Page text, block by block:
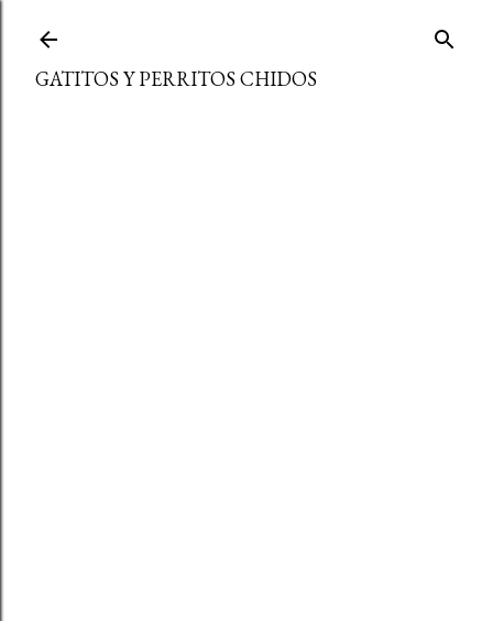
GATITOS Y PERRITOS CHIDOS